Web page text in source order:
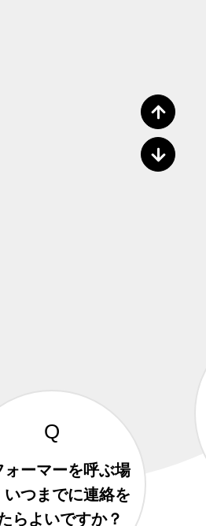
ォーマーを呼ぶ場
いつまでに連絡を
らよいですか？